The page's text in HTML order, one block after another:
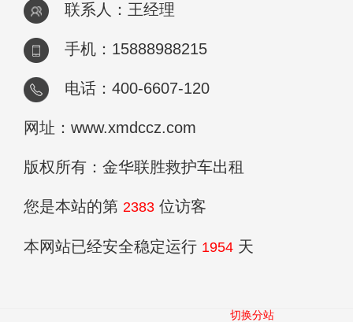
联系人：王经理
手机：15888988215
电话：400-6607-120
网址：www.xmdccz.com
版权所有：金华联胜救护车出租
您是本站的第 2383 位访客
本网站已经安全稳定运行 1954 天
切换分站